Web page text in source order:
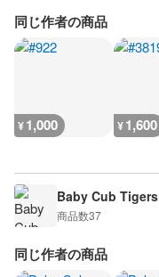
同じ作者の商品
¥1,000 ¥1,600
Baby Cub Tigers
商品数37
同じ作者の商品